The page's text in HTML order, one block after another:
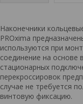
Наконечники
PROxima
используются при
соединение на основе
стационарных
перекроссировок
случае не требуется
винтовую фиксацию.